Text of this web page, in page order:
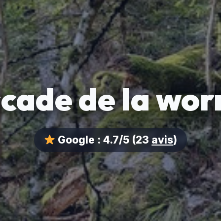
de la
Google :4.7/5 (23 avis)